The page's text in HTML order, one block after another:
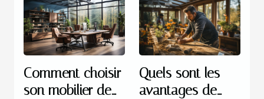
Comment choisir
son mobilier de
Quels sont les
avantages de